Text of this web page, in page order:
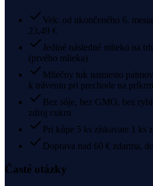
Vek: od ukončeného 6.
23,49 €
Jediné následné mlieko na
(prvého mlieka)
Mliečny tuk namiesto
k tráveniu pri prechode na
Bez sóje, bez GMO, bez
zdroj cukru
Pri kúpe 5 ks získavate 1 ks
Doprava nad 60 € zdarma,
Časté otázky